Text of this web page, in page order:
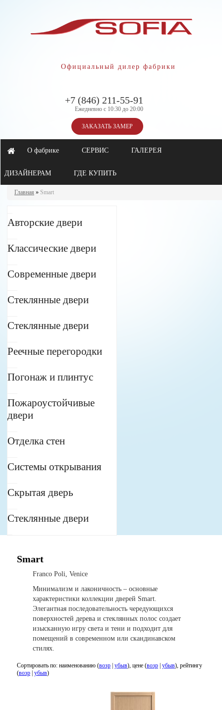
Официальный дилер фабрики
+7 (846) 211-55-91
Ежедневно с 10:30 до 20:00
ЗАКАЗАТЬ ЗАМЕР
О фабрике СЕРВИС ГАЛЕРЕЯ
ДИЗАЙНЕРАМ ГДЕ КУПИТЬ
Главная » Smart
Авторские двери
Классические двери
Современные двери
Стеклянные двери
Стеклянные двери
Реечные перегородки
Погонаж и плинтус
Пожароустойчивые
двери
Отделка стен
Системы открывания
Скрытая дверь
Стеклянные двери
Smart
Franco Poli, Venice
Минимализм и лаконичность – основные
характеристики коллекции дверей Smart.
Элегантная последовательность чередующихся
поверхностей дерева и стеклянных полос создает
изысканную игру света и тени и подходит для
помещений в современном или скандинавском
стилях.
Сортировать по: наименованию (возр убыв), цене (возр убыв), рейтингу
(возр убыв)